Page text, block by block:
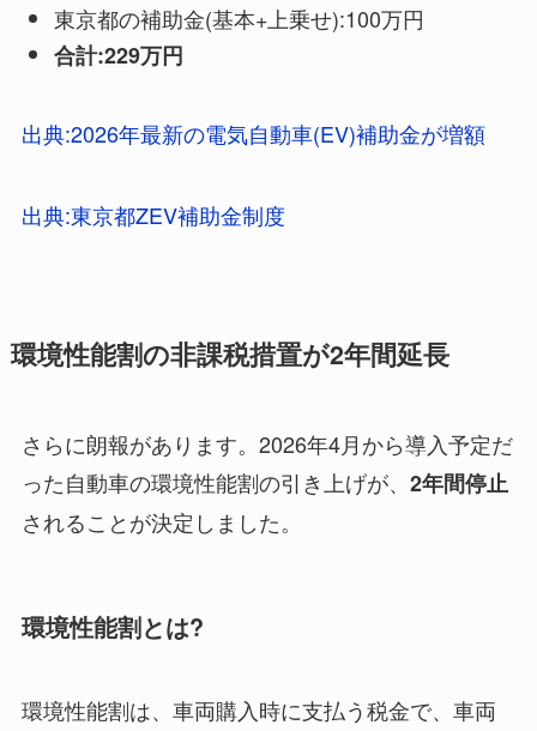
東京都の補助金(基本+上乗せ):100万円
合計:229万円
出典:2026年最新の電気自動車(EV)補助金が増額
出典:東京都ZEV補助金制度
環境性能割の非課税措置が2年間延長
さらに朗報があります。2026年4月から導入予定だ
った自動車の環境性能割の引き上げが、 2年間停止
されることが決定しました。
環境性能割とは?
環境性能割は、車両購入時に支払う税金で、車両